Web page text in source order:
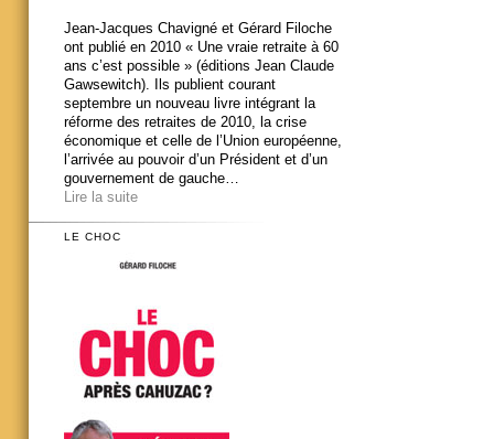
Jean-Jacques Chavigné et Gérard Filoche
ont publié en 2010 « Une vraie retraite à 60
ans c’est possible » (éditions Jean Claude
Gawsewitch). Ils publient courant
septembre un nouveau livre intégrant la
réforme des retraites de 2010, la crise
économique et celle de l’Union européenne,
l’arrivée au pouvoir d’un Président et d’un
gouvernement de gauche…
Lire la suite
LE CHOC